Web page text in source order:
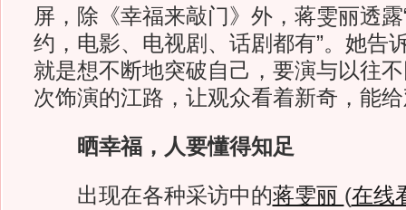
屏，除《幸福来敲门》外，蒋雯丽透
约，电影、电视剧、话剧都有”。她告
就是想不断地突破自己，要演与以往
次饰演的江路，让观众看着新奇，能
晒幸福，人要懂得知足
出现在各种采访中的蒋雯丽 (在线